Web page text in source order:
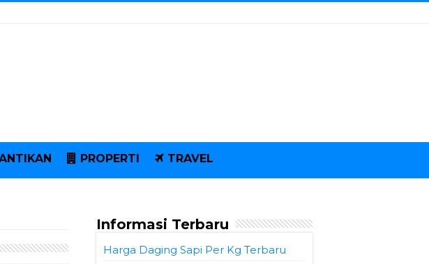
PROPERTI TRAVEL
Informasi Terbaru
Harga Daging Sapi Per Kg Terbaru